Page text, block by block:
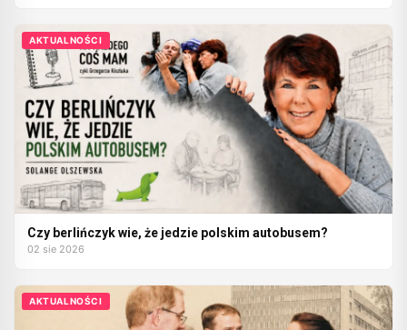
AKTUALNOŚCI
Czy berlińczyk wie, że jedzie polskim autobusem?
02 sie 2026
AKTUALNOŚCI